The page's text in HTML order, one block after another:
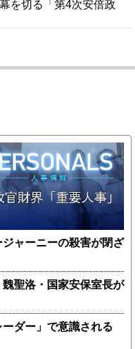
を切る「第4次安倍政
ャーニーの殺害が閉ざ
聖洛・国家安保室長が
ダー」で意識される